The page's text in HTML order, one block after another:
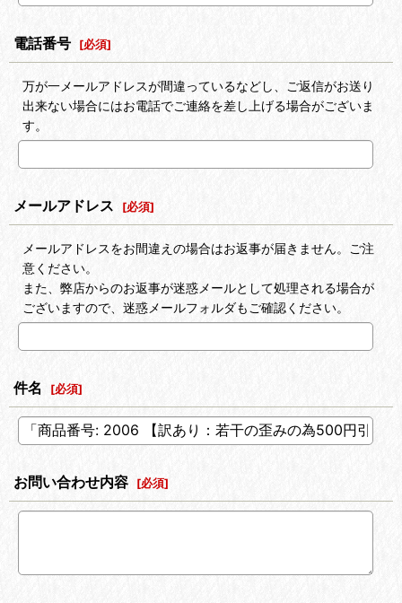
電話番号 [必須]
万が一メールアドレスが間違っているなどし、ご返信がお送り
出来ない場合にはお電話でご連絡を差し上げる場合がございま
す。
メールアドレス [必須]
メールアドレスをお間違えの場合はお返事が届きません。ご注
意ください。
また、弊店からのお返事が迷惑メールとして処理される場合が
ございますので、迷惑メールフォルダもご確認ください。
件名 [必須]
お問い合わせ内容 [必須]